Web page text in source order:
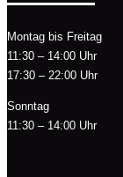
Montag bis Freitag
11:30 – 14:00 Uhr
17:30 – 22:00 Uhr
Sonntag
11:30 – 14:00 Uhr